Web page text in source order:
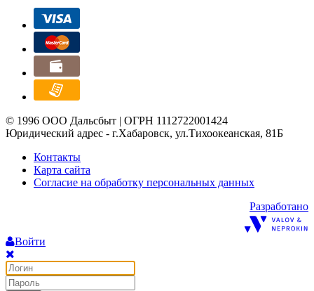
© 1996 ООО Дальсбыт | ОГРН 1112722001424
Юридический адрес - г.Хабаровск, ул.Тихоокеанская, 81Б
Контакты
Карта сайта
Согласие на обработку персональных данных
Разработано
Войти